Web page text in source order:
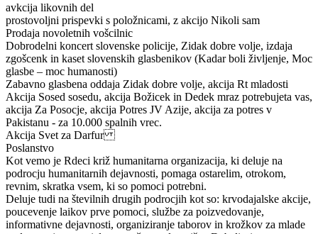
avkcija likovnih del
prostovoljni prispevki s položnicami, z akcijo Nikoli sam
Prodaja novoletnih vošcilnic
Dobrodelni koncert slovenske policije, Zidak dobre volje, izdaja
zgošcenk in kaset slovenskih glasbenikov (Kadar boli življenje, Moc
glasbe – moc humanosti)
Zabavno glasbena oddaja Zidak dobre volje, akcija Rt mladosti
Akcija Sosed sosedu, akcija Božicek in Dedek mraz potrebujeta vas,
akcija Za Posocje, akcija Potres JV Azije, akcija za potres v
Pakistanu - za 10.000 spalnih vrec.
Akcija Svet za Darfur
Poslanstvo
Kot vemo je Rdeci križ humanitarna organizacija, ki deluje na
podrocju humanitarnih dejavnosti, pomaga ostarelim, otrokom,
revnim, skratka vsem, ki so pomoci potrebni.
Deluje tudi na številnih drugih podrocjih kot so: krvodajalske akcije,
poucevenje laikov prve pomoci, službe za poizvedovanje,
informativne dejavnosti, organiziranje taborov in krožkov za mlade